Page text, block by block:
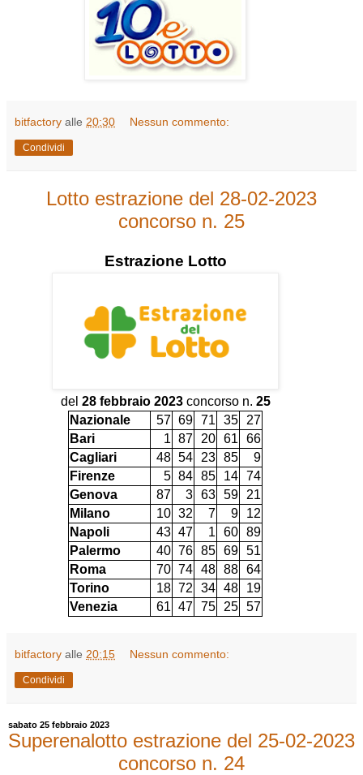
bitfactory alle 20:30 Nessun commento:
Condividi
Lotto estrazione del 28-02-2023
concorso n. 25
Estrazione Lotto
del 28 febbraio 2023concorso n. 25
Nazionale
57 69 71 35
27
Bari
1 87 20 61
66
Cagliari
48 54 23 85
9
Firenze
5 84 85 14 74
Genova
87 3 63 59
21
Milano
10 32 7 9
12
Napoli
43 47 1 60 89
Palermo
40 76 85 69 51
Roma
70 74 48 88 64
Torino
18 72 34 48
19
Venezia
61 47 75 25 57
bitfactory alle 20:15 Nessun commento:
Condividi
sabato 25 febbraio 2023
Superenalotto estrazione del 25-02-2023
concorso n. 24